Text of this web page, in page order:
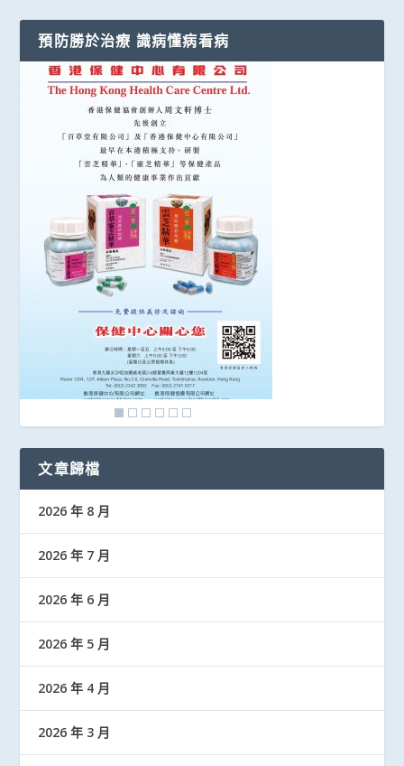
預防勝於治療 識病懂病看病
文章歸檔
2026 年 8 月
2026 年 7 月
2026 年 6 月
2026 年 5 月
2026 年 4 月
2026 年 3 月